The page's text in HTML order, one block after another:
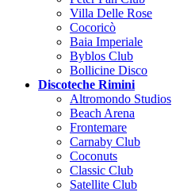
Villa Delle Rose
Cocoricò
Baia Imperiale
Byblos Club
Bollicine Disco
Discoteche Rimini
Altromondo Studios
Beach Arena
Frontemare
Carnaby Club
Coconuts
Classic Club
Satellite Club